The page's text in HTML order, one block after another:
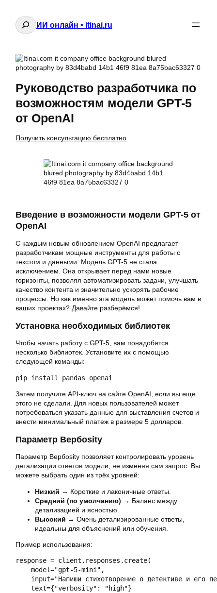
Поиск
ИИ онлайн • itinai.ru
Руководство разработчика по
возможностям модели GPT-5
от OpenAI
Получить консультацию бесплатно
Введение в возможности модели GPT-5 от
OpenAI
С каждым новым обновлением OpenAI предлагает
разработчикам мощные инструменты для работы с
текстом и данными. Модель GPT-5 не стала
исключением. Она открывает перед нами новые
горизонты, позволяя автоматизировать задачи, улучшать
качество контента и значительно ускорять рабочие
процессы. Но как именно эта модель может помочь вам в
ваших проектах? Давайте разберёмся!
Установка необходимых библиотек
Чтобы начать работу с GPT-5, вам понадобятся
несколько библиотек. Установите их с помощью
следующей команды:
pip install pandas openai
Затем получите API-ключ на сайте OpenAI, если вы еще
этого не сделали. Для новых пользователей может
потребоваться указать данные для выставления счетов и
внести минимальный платеж в размере 5 долларов.
Параметр Вербosity
Параметр Вербosity позволяет контролировать уровень
детализации ответов модели, не изменяя сам запрос. Вы
можете выбрать один из трёх уровней:
Низкий → Короткие и лаконичные ответы.
Средний (по умолчанию) → Баланс между
детализацией и ясностью.
Высокий → Очень детализированные ответы,
идеальны для объяснений или обучения.
Пример использования:
response = client.responses.create(
    model="gpt-5-mini",
input="Напиши стихотворение о детективе и его
    text={"verbosity": "high"}